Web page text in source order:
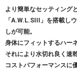
より簡単なセッティング
「A.W.L.SIII」を搭載し
しが可能。
身体にフィットするハー
それにより水切れ良く速
コストパフォーマンスに